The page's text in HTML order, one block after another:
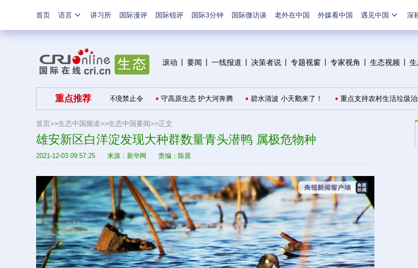
首页 语言 讲习所 国际漫评 国际锐评 国际3分钟 国际微访谈 老外在中国 外媒看中国 遇见中国 深
滚动 要闻 一线报道 决策者说 专题视窗 专家视角 生态视频
重点推荐
推广适用生态环境禁止令 守高原生态 护大河奔腾 碧水清波 小天鹅来了！ 重点支持农村生活垃圾治理等事
首页>>生态中国频道>>生态中国要闻>>正文
雄安新区白洋淀发现大种群数量青头潜鸭 属极危物种
2021-12-03 09:57:25 来源： 新华网 责编：陈晨